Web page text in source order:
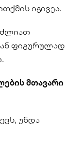
იგივეა.
ფიგურულად
მთავარი
უნდა